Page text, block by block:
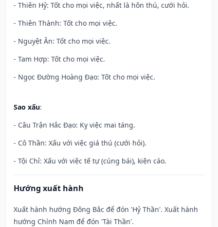
- Thiên Hỷ: Tốt cho mọi việc, nhất là hôn thú, cưới hỏi.
- Thiên Thành: Tốt cho mọi việc.
- Nguyệt Ân: Tốt cho mọi việc.
- Tam Hợp: Tốt cho mọi việc.
- Ngọc Đường Hoàng Đạo: Tốt cho mọi việc.
Sao xấu:
- Câu Trận Hắc Đạo: Kỵ việc mai táng.
- Cô Thần: Xấu với việc giá thú (cưới hỏi).
- Tội Chỉ: Xấu với việc tế tự (cúng bái), kiện cáo.
Hướng xuất hành
Xuất hành hướng Đông Bắc để đón 'Hỷ Thần'. Xuất hành
hướng Chính Nam để đón 'Tài Thần'.